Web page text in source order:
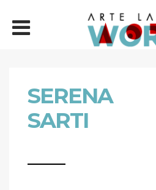
SERENA
SARTI